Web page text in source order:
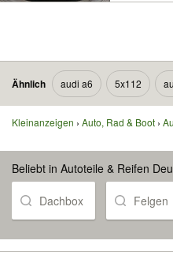
Ähnlich audi a6 5x112
Kleinanzeigen Auto, Rad & Boot
Beliebt in Autoteile & Reifen
Dachbox Felgen